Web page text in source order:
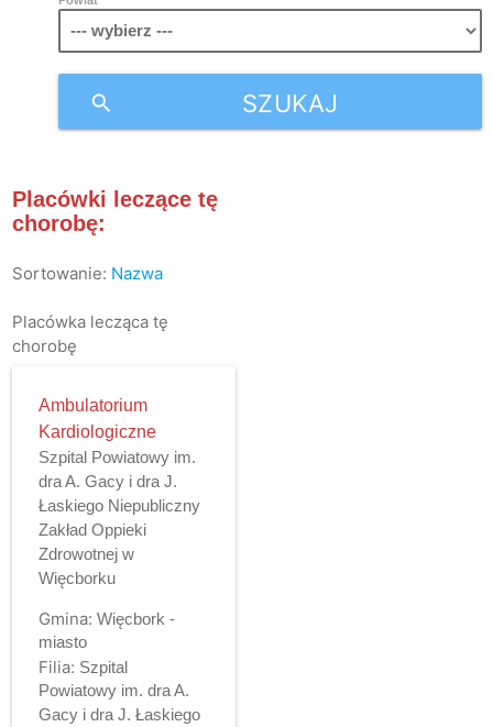
SZUKAJ
search
Placówki leczące tę
chorobę:
Sortowanie: Nazwa
Placówka lecząca tę
chorobę
Ambulatorium
Kardiologiczne
Szpital Powiatowy im.
dra A. Gacy i dra J.
Łaskiego Niepubliczny
Zakład Oppieki
Zdrowotnej w
Więcborku
Gmina: Więcbork -
miasto
Filia: Szpital
Powiatowy im. dra A.
Gacy i dra J. Łaskiego